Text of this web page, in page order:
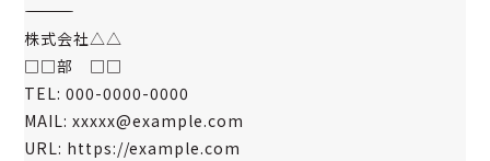
――――――――――――――――
株式会社△△
□□部 □□
TEL: 000-0000-0000
MAIL: xxxxx@example.com
URL: https://example.com